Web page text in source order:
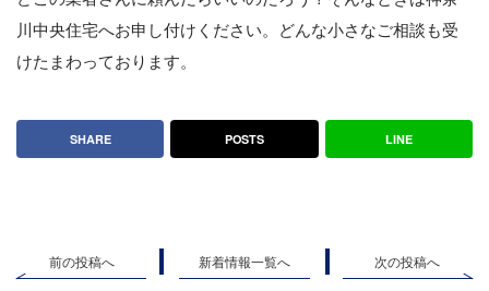
川中央住宅へお申し付けください。どんな小さなご相談も受
けたまわっております。
SHARE POSTS LINE
前の投稿へ 新着情報一覧へ 次の投稿へ